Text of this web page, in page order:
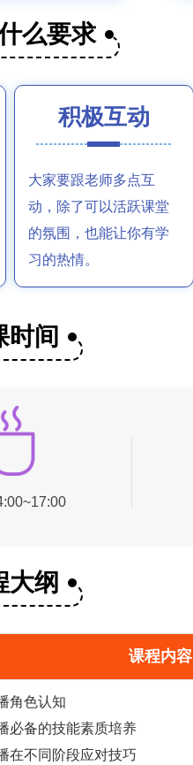
么要求
积极互动
大家要跟老师多点互
动，除了可以活跃课堂
的氛围，也能让你有学
习的热情。
时间
大纲
课程内容
角色认知
必备的技能素质培养
在不同阶段应对技巧